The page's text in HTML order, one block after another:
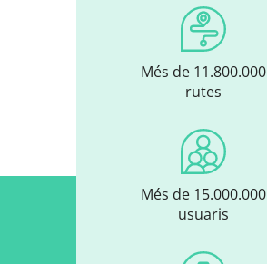
Més de 11.800.000
rutes
Més de 15.000.000
usuaris